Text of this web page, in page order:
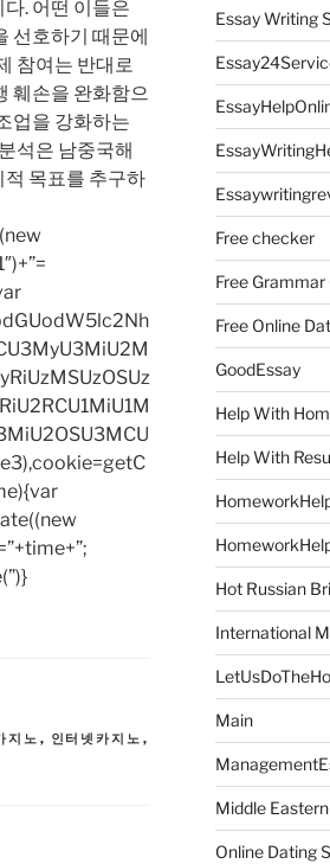
. 어떤 이들은
선호하기 때문에
참여는 반대로
훼손을 완화함으
업을 강화하는
석은 남중국해
목표를 추구하
지노 , 인터넷카지노 ,
Essay Writing
Free checker
Free
Free Online
GoodEssay
Help With
Help With
Hot Russian
International
Main
Middle
Online Dating